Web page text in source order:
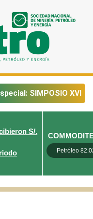
SIMPOSIO XVI
S/.
Petróleo